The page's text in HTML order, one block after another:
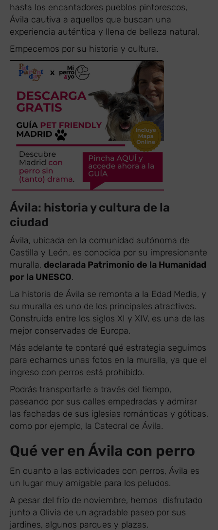
hasta los encantadores pueblos pintorescos,
Ávila cautiva a aquellos que buscan una
experiencia auténtica y llena de belleza natural.
Empecemos por su historia y cultura.
Ávila: historia y cultura de la
ciudad
Ávila, ubicada en la comunidad autónoma de
Castilla y León, es conocida por su impresionante
muralla, declarada Patrimonio de la Humanidad
por la UNESCO.
La historia de Ávila se remonta a la Edad Media, y
su muralla es uno de los principales atractivos.
Construida entre los siglos XI y XIV, es una de las
mejor conservadas de Europa.
Más adelante te contaré qué estrategia seguimos
para echarnos unas fotos en la muralla, ya que el
ingreso con perros está prohibido.
Podrás transportarte a través del tiempo,
paseando por sus calles empedradas y admirar
las fachadas de sus iglesias románticas y góticas,
como por ejemplo, la Catedral de Ávila.
Qué ver en Ávila con perro
En cuanto a las actividades con perros, Ávila es
un lugar muy amigable para los peludos.
A pesar del frío de noviembre, hemos disfrutado
junto a Olivia de un agradable paseo por sus
jardines, algunos parques y plazas.